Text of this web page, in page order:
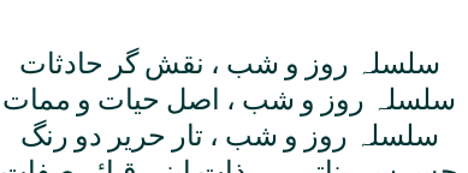
سلسلہ روز و شب ، نقش گر حادثات
سلسلہ روز و شب ، اصل حيات و ممات
سلسلہ روز و شب ، تار حرير دو رنگ